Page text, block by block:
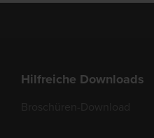
Hilfreiche Downloads